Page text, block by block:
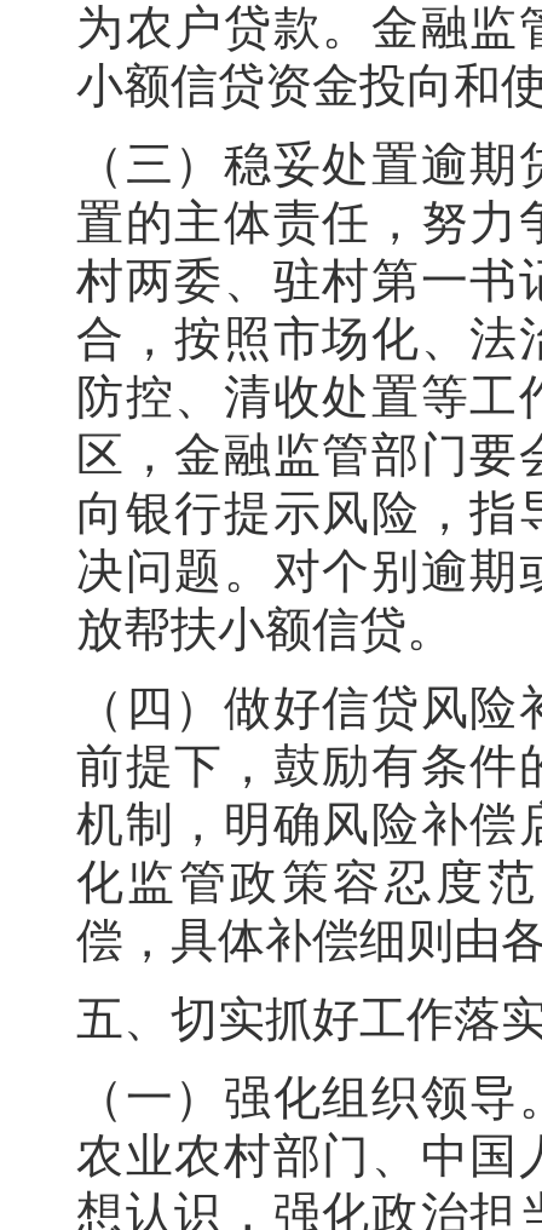
为农户贷款。金融监
小额信贷资金投向
（三）稳妥处置逾
置的主体责任，努力
村两委、驻村第一书
合，按照市场化、法
防控、清收处置等
区，金融监管部门
向银行提示风险，指
决问题。对个别逾期
放帮扶小额信贷
（四）做好信贷风
前提下，鼓励有条件
机制，明确风险补偿
化监管政策容忍度
偿，具体补偿细则
五、切实抓好工作
（一）强化组织领
农业农村部门、中国
想认识，强化政治担